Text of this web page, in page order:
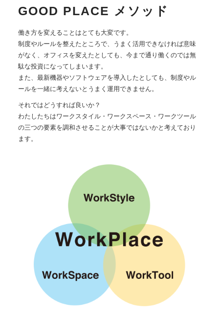
GOOD PLACE メソッド
働き方を変えることはとても大変です。
制度やルールを整えたところで、うまく活用できなければ意味
がなく、オフィスを変えたとしても、今まで通り働くのでは無
駄な投資になってしまいます。
また、最新機器やソフトウェアを導入したとしても、制度やル
ールを一緒に考えないとうまく運用できません。
それではどうすれば良いか？
わたしたちはワークスタイル・ワークスペース・ワークツール
の三つの要素を調和させることが大事ではないかと考えており
ます。